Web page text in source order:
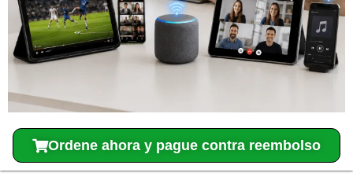
Ordene ahora y pague contra reembolso